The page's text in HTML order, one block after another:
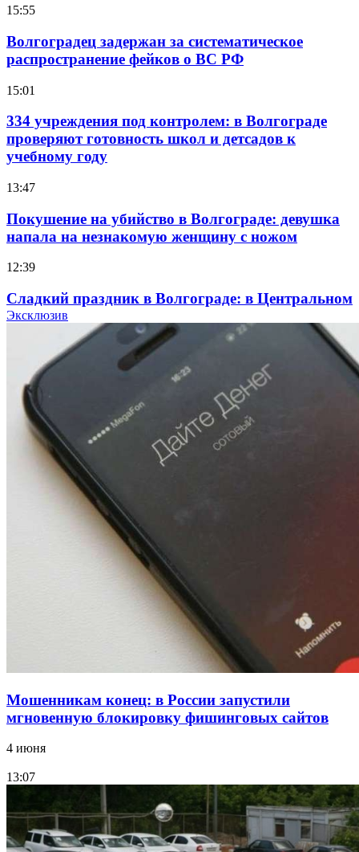
15:55
Волгоградец задержан за систематическое
распространение фейков о ВС РФ
15:01
334 учреждения под контролем: в Волгограде
проверяют готовность школ и детсадов к
учебному году
13:47
Покушение на убийство в Волгограде: девушка
напала на незнакомую женщину с ножом
12:39
Сладкий праздник в Волгограде: в Центральном
парке прошёл фестиваль „Арбузный переполох“
Волгоградские компании нарастили экспорт:
заключены контракты на 3,6 млн долларов
11:39
Атака БПЛА в Волгоградской области: есть
пострадавшие и повреждения инфраструктуры
Волгоградские вузы в топе зарплатного
рейтинга: ВолгГТУ и ВолгГМУ вошли в топ‑15
для химической отрасли и фармацевтики
Эксклюзив
Мошенникам конец: в России запустили
мгновенную блокировку фишинговых сайтов
4 июня
13:07